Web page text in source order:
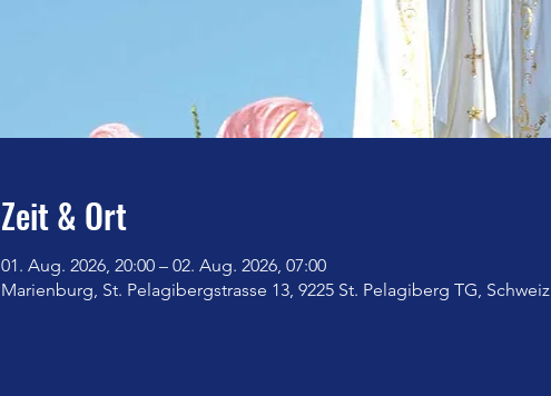
Zeit & Ort
01. Aug. 2026, 20:00 – 02. Aug. 2026, 07:00
Marienburg, St. Pelagibergstrasse 13, 9225 St. Pelagiberg TG, Schweiz